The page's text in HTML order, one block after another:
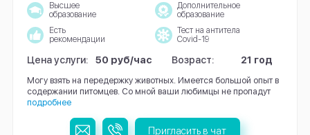
Высшее
образование
Дополнительное
образование
Есть
рекомендации
Тест на антитела
Covid-19
Цена услуги: 50 руб/час Возраст: 21 год
Могу взять на передержку животных. Имеется большой опыт в
содержании питомцев. Со мной ваши любимцы не пропадут
подробнее
Пригласить в чат